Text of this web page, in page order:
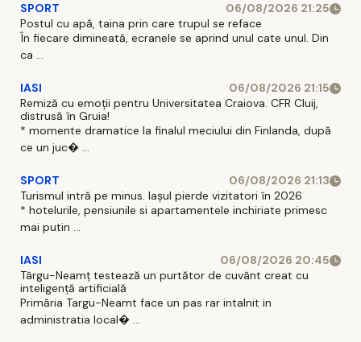
SPORT
06/08/2026 21:25
Postul cu apă, taina prin care trupul se reface
În fiecare dimineată, ecranele se aprind unul cate unul. Din
ca ...
IASI
06/08/2026 21:15
Remiză cu emoții pentru Universitatea Craiova. CFR Cluij,
distrusă în Gruia!
* momente dramatice la finalul meciului din Finlanda, după
ce un juc� ...
SPORT
06/08/2026 21:13
Turismul intră pe minus. Iașul pierde vizitatori în 2026
* hotelurile, pensiunile si apartamentele inchiriate primesc
mai putin ...
IASI
06/08/2026 20:45
Târgu-Neamț testează un purtător de cuvânt creat cu
inteligență artificială
Primăria Targu-Neamt face un pas rar intalnit in
administratia local� ...